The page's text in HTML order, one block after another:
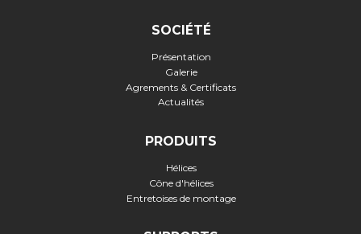
SOCIÉTÉ
Présentation
Galerie
Agrements & Certificats
Actualités
PRODUITS
Hélices
Cône d'hélices
Entretoises de montage